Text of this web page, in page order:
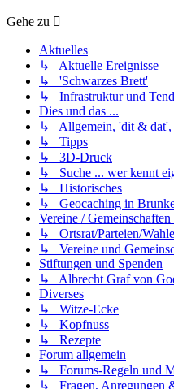
Gehe zu
Aktuelles
↳ Aktuelle Ereignisse
↳ 'Schwarzes Brett'
↳ Infrastruktur und
Dies und das ...
↳ Allgemein, 'dit & dat',
↳ Tipps
↳ 3D-Druck
↳ Suche ... wer kennt
↳ Historisches
↳ Geocaching in
Vereine / Gemeinschaften
↳ Ortsrat/Parteien/
↳ Vereine und
Stiftungen und Spenden
↳ Albrecht Graf von
Diverses
↳ Witze-Ecke
↳ Kopfnuss
↳ Rezepte
Forum allgemein
↳ Forums-Regeln und
↳ Fragen, Anregungen